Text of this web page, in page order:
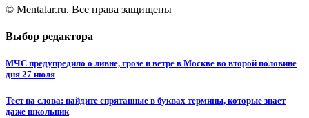
© Mentalar.ru. Все права защищены
Выбор редактора
МЧС предупредило о ливне, грозе и ветре в Москве во второй половине
дня 27 июля
Тест на слова: найдите спрятанные в буквах термины, которые знает
даже школьник